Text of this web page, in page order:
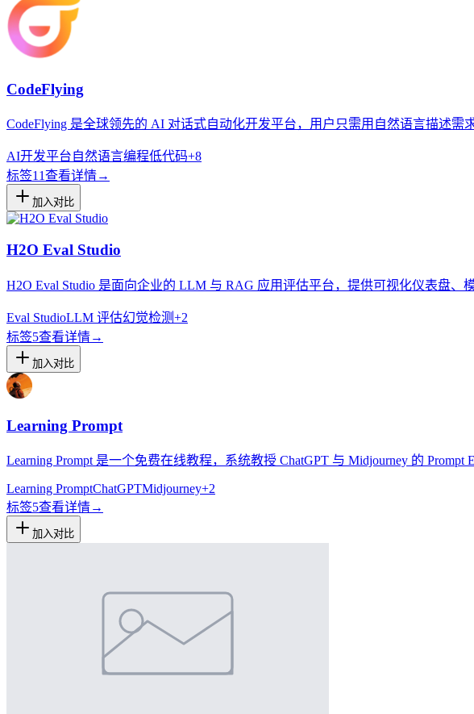
CodeFlying
CodeFlying 是全球领先的 AI 对话式自动化开发平台，用户只需用自然语言描述
AI开发平台自然语言编程低代码+8
标签11查看详情→
加入对比
H2O Eval Studio
H2O Eval Studio 是面向企业的 LLM 与 RAG 应用评估平台，提供可视化仪表盘、
Eval StudioLLM 评估幻觉检测+2
标签5查看详情→
加入对比
Learning Prompt
Learning Prompt 是一个免费在线教程，系统教授 ChatGPT 与 Midjourney 的
Learning PromptChatGPTMidjourney+2
标签5查看详情→
加入对比